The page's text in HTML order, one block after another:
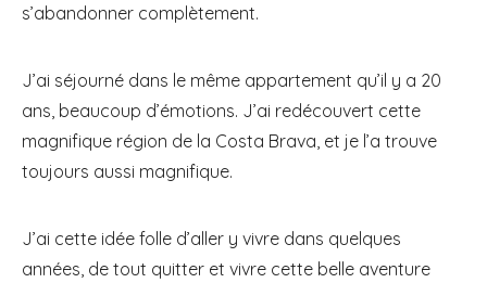
s’abandonner complètement.
J’ai séjourné dans le même appartement qu’il y a 20
ans, beaucoup d’émotions. J’ai redécouvert cette
magnifique région de la Costa Brava, et je l’a trouve
toujours aussi magnifique.
J’ai cette idée folle d’aller y vivre dans quelques
années, de tout quitter et vivre cette belle aventure